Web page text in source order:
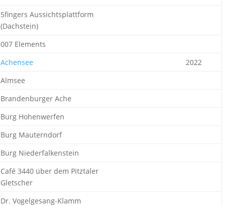
5fingers Aussichtsplattform
(Dachstein)
007 Elements
Achensee
2022
Almsee
Brandenburger Ache
Burg Hohenwerfen
Burg Mauterndorf
Burg Niederfalkenstein
Café 3440 über dem Pitztaler
Gletscher
Dr. Vogelgesang-Klamm